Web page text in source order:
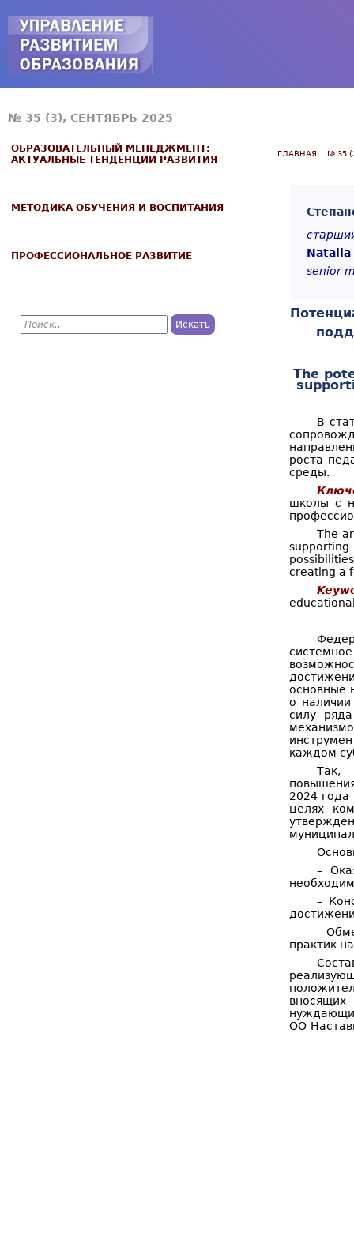
№ 35 (3), СЕНТЯБРЬ 2025
ГЛАВНАЯ № 35
Natalia
senior
The
В
роста
среды.
школы с
The
creating a
основные
о
силу
каждом
Так,
2024 года
целях
–
–
–
практик
ОО-
ОБРАЗОВАТЕЛЬНЫЙ МЕНЕДЖМЕНТ:
АКТУАЛЬНЫЕ ТЕНДЕНЦИИ РАЗВИТИЯ
МЕТОДИКА ОБУЧЕНИЯ И ВОСПИТАНИЯ
ПРОФЕССИОНАЛЬНОЕ РАЗВИТИЕ
П
о